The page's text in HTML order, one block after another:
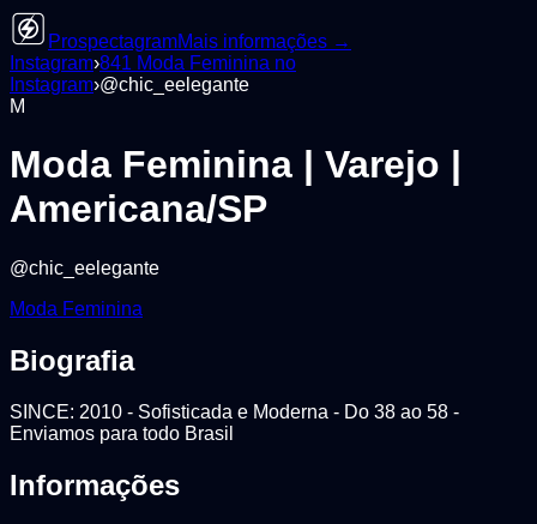
ProspectagramMais informações →
Instagram›841 Moda Feminina no
Instagram›@chic_eelegante
M
Moda Feminina | Varejo |
Americana/SP
@chic_eelegante
Moda Feminina
Biografia
SINCE: 2010 - Sofisticada e Moderna - Do 38 ao 58 -
Enviamos para todo Brasil
Informações